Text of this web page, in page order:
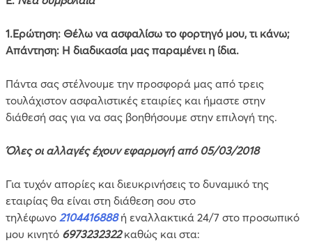
1.Ερώτηση: Θέλω να ασφαλίσω το φορτηγό μου, τι κάνω;
Απάντηση: Η διαδικασία μας παραμένει η ίδια.
Πάντα σας στέλνουμε την προσφορά μας από τρεις
τουλάχιστον ασφαλιστικές εταιρίες και ήμαστε στην
διάθεσή σας για να σας βοηθήσουμε στην επιλογή της.
Όλες οι αλλαγές έχουν εφαρμογή από 05/03/2018
Για τυχόν απορίες και διευκρινήσεις το δυναμικό της
εταιρίας θα είναι στη διάθεση σου στο
τηλέφωνο 2104416888 ή εναλλακτικά 24/7 στο προσωπικό
μου κινητό 6973232322καθώς και στα: